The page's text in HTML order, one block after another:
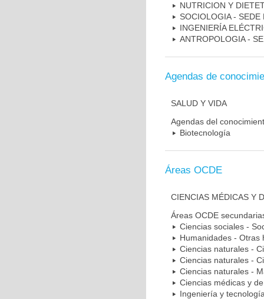
NUTRICION Y
SOCIOLOGIA - SEDE
INGENIERÍA
ANTROPOLOGIA -
Agendas de
SALUD Y VIDA
Agendas del
Biotecnología
Áreas OCDE
CIENCIAS MÉDICAS Y
Áreas OCDE
Ciencias sociales -
Humanidades - Otras
Ciencias naturales -
Ciencias naturales -
Ciencias naturales -
Ciencias médicas y
Ingeniería y